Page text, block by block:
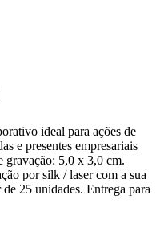
ideal para ações de
e presentes empresariais
gravação: 5,0 x 3,0 cm.
por silk / laser com a sua
25 unidades. Entrega para